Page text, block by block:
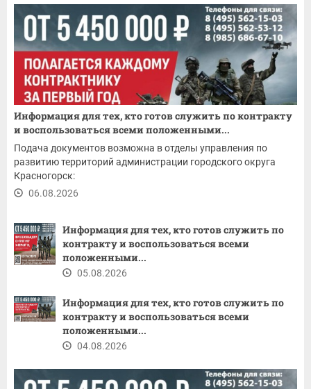
Информация для тех, кто готов служить по контракту
и воспользоваться всеми положенными...
Подача документов возможна в отделы управления по
развитию территорий администрации городского округа
Красногорск:
06.08.2026
Информация для тех, кто готов служить по
контракту и воспользоваться всеми
положенными...
05.08.2026
Информация для тех, кто готов служить по
контракту и воспользоваться всеми
положенными...
04.08.2026